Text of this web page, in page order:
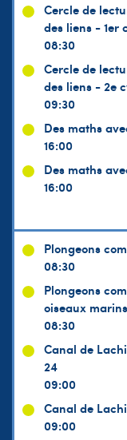
Cercle de
des liens - 1er
08:30
Cercle de
des liens - 2e
09:30
Des maths
16:00
Des maths
16:00
Plongeons
08:30
Plongeons
oiseaux marins
08:30
Canal de
24
09:00
Canal de
09:00